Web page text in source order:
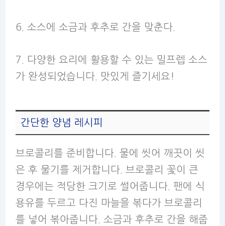
6. 소스에 소금과 후추로 간을 맞춘다.
7. 다양한 요리에 활용할 수 있는 밀프렙 소스
가 완성되었습니다. 맛있게 즐기세요!
간단한 양념 레시피
브로콜리를 준비합니다. 물에 씻어 깨끗이 씻
은 후 물기를 제거합니다. 브로콜리 꽃이 큰
경우에는 적당한 크기로 썰어줍니다. 팬에 식
용유를 두르고 다진 마늘을 볶다가 브로콜리
를 넣어 볶아줍니다. 소금과 후추로 간을 해줍